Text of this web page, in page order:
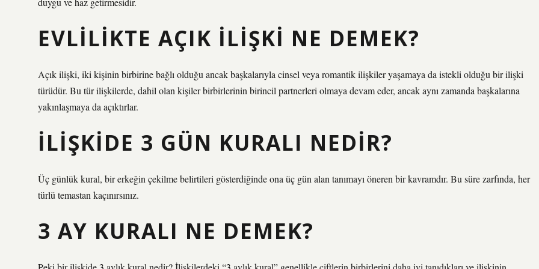
EVLILIKTE AÇIK ILIŞKI NE DEMEK?
Açık ilişki, iki kişinin birbirine bağlı olduğu ancak başkalarıyla cinsel veya romantik ilişkiler yaşamaya da istekli olduğu bir ilişki
türüdür. Bu tür ilişkilerde, dahil olan kişiler birbirlerinin birincil partnerleri olmaya devam eder, ancak aynı zamanda başkalarına
yakınlaşmaya da açıktırlar.
İLIŞKIDE 3 GÜN KURALI NEDIR?
Üç günlük kural, bir erkeğin çekilme belirtileri gösterdiğinde ona üç gün alan tanımayı öneren bir kavramdır. Bu süre zarfında, her
türlü temastan kaçınırsınız.
3 AY KURALI NE DEMEK?